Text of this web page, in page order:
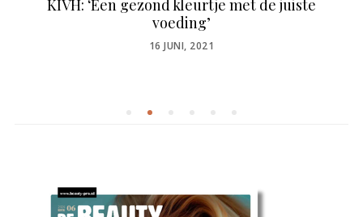
KIVH: ‘Een gezond kleurtje met de juiste
voeding’
POSTED
16 JUNI, 2021